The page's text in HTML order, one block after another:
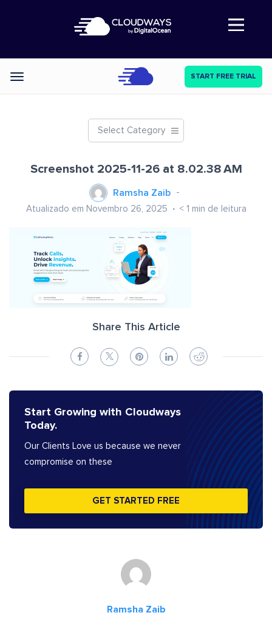
Abre a navegação
Categories START FREE TRIAL
Select Category
Screenshot 2025-11-26 at 8.02.38 AM
Ramsha Zaib
Atualizado em Novembro 26, 2025 < 1 min de leitura
Share This Article
Start Growing with Cloudways
Today.
Our Clients Love us because we never
compromise on these
GET STARTED FREE
Ramsha Zaib